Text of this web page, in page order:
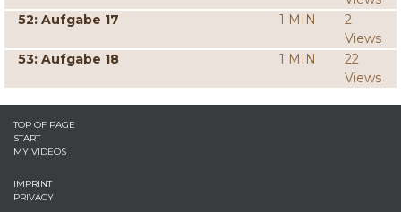
52: Aufgabe 17
1 MIN
2
Views
53: Aufgabe 18
1 MIN
22
Views
TOP OF PAGE
START
MY VIDEOS
IMPRINT
PRIVACY